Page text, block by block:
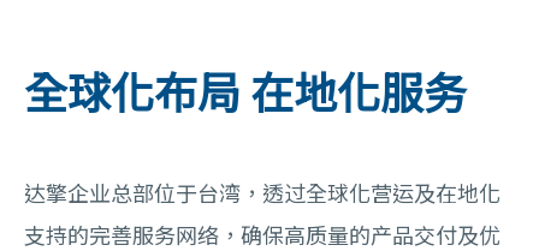
全球化布局 在地化服务
达擎企业总部位于台湾，透过全球化营运及在地化
支持的完善服务网络，确保高质量的产品交付及优